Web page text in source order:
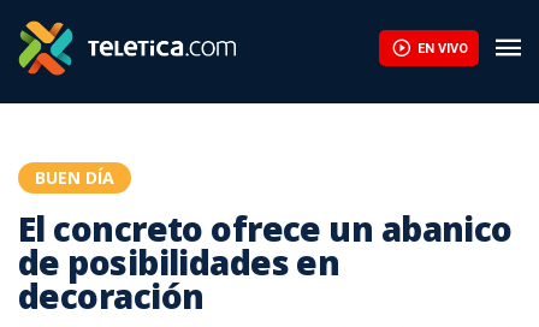
EN VIVO
BUEN DÍA
El concreto ofrece un abanico
de posibilidades en
decoración